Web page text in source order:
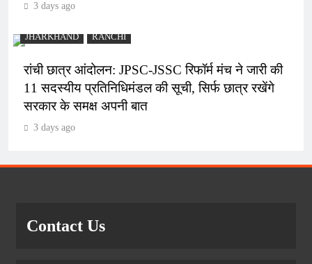
3 days ago
JHARKHAND RANCHI
रांची छात्र आंदोलन: JPSC-JSSC रिफॉर्म मंच ने जारी की
11 सदस्यीय प्रतिनिधिमंडल की सूची, सिर्फ छात्र रखेंगे
सरकार के समक्ष अपनी बात
3 days ago
Contact Us